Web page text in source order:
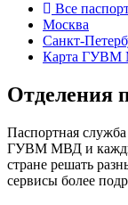
Все
Москва
Санкт-
Карта
Отделения
Паспортная
ГУВМ МВД и
стране решать
сервисы более